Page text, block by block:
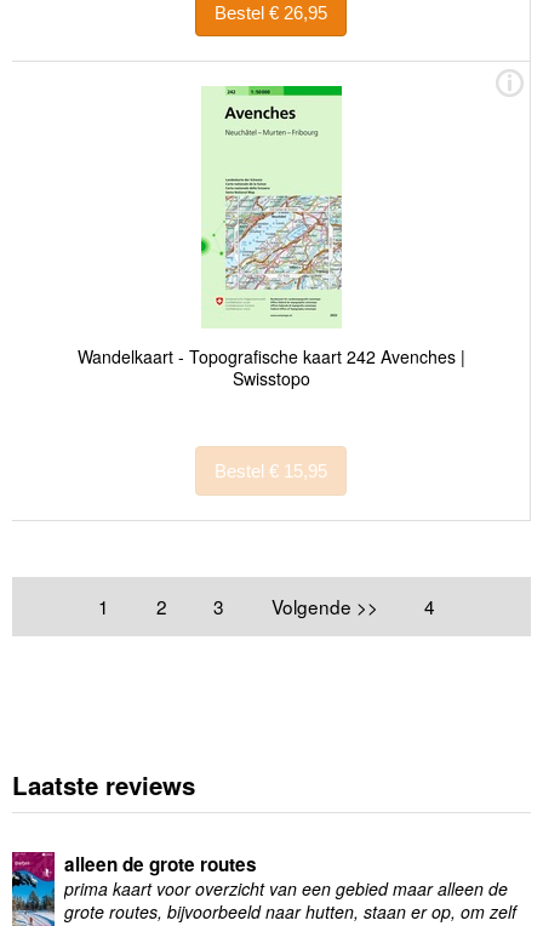
Bestel € 26,95
Wandelkaart - Topografische kaart 242 Avenches |
Swisstopo
Bestel € 15,95
1 2 3 Volgende >> 4
Laatste reviews
alleen de grote routes
prima kaart voor overzicht van een gebied maar alleen de
grote routes, bijvoorbeeld naar hutten, staan er op, om zelf